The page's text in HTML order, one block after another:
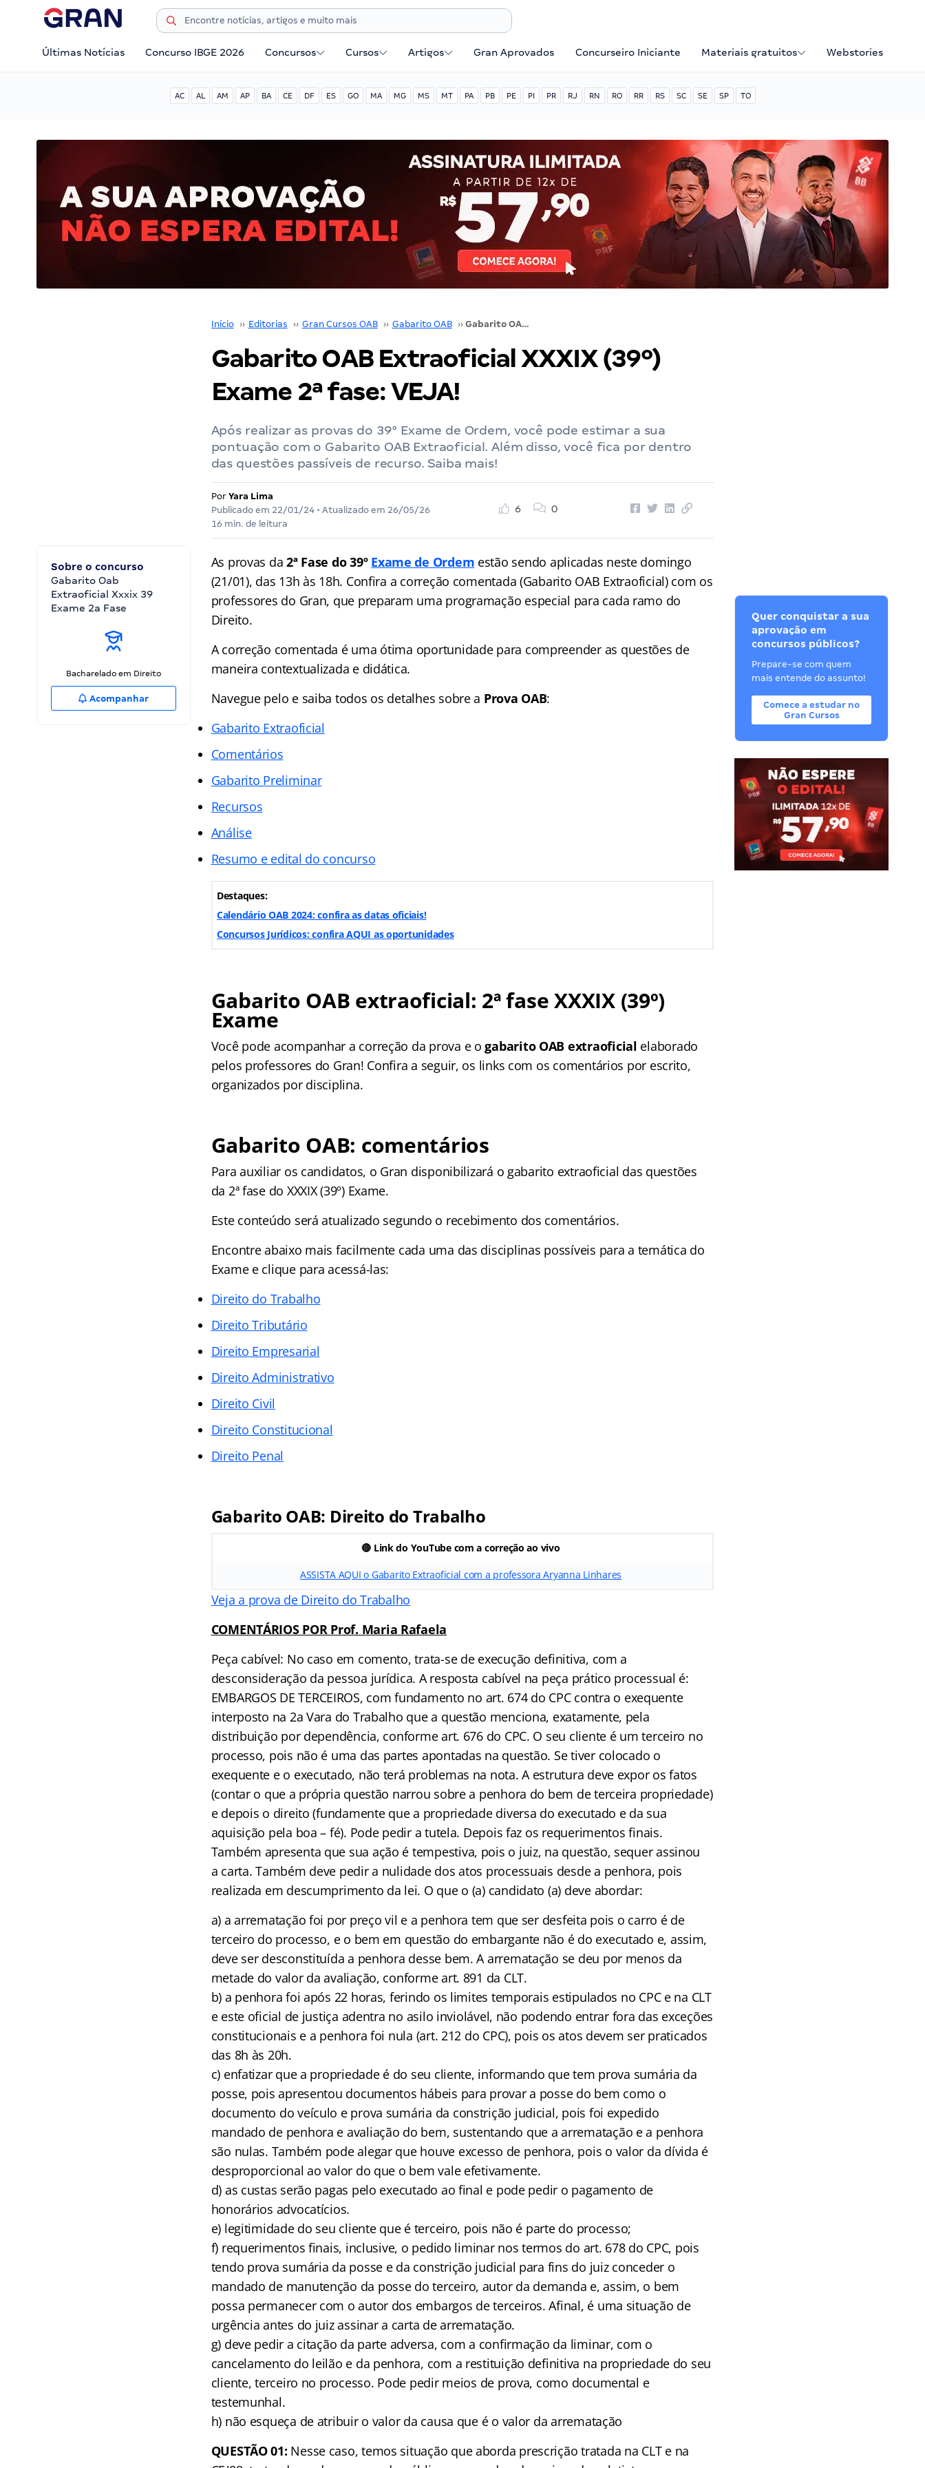
Últimas Notícias Concurso IBGE 2026 Concursos Cursos Artigos Gran Aprovados Concurseiro Iniciante Materiais gratuitos Webstories
AC AL AM AP BA CE DF ES GO MA MG MS MT PA PB PE PI PR RJ RN RO RR RS SC SE SP TO
Início ›› Editorias ›› Gran Cursos OAB ›› Gabarito OAB ›› Gabarito OAB Extraoficial XXXIX (39º) Exame 2ª fase: VEJA!
Gabarito OAB Extraoficial XXXIX (39º)
Exame 2ª fase: VEJA!
Após realizar as provas do 39° Exame de Ordem, você pode estimar a sua
pontuação com o Gabarito OAB Extraoficial. Além disso, você fica por dentro
das questões passíveis de recurso. Saiba mais!
Por Yara Lima
Publicado em 22/01/24• Atualizado em 26/05/26
16 min. de leitura
6 0
Sobre o concurso
Gabarito Oab
Extraoficial Xxxix 39
Exame 2a Fase
Bacharelado em Direito
Acompanhar
As provas da2ª Fase do 39º Exame de Ordem estão sendo aplicadas neste domingo
(21/01), das 13h às 18h. Confira a correção comentada (Gabarito OAB Extraoficial) com os
professores do Gran, que preparam uma programação especial para cada ramo do
Direito.
A correção comentada é uma ótima oportunidade para compreender as questões de
maneira contextualizada e didática.
Navegue pelo e saiba todos os detalhes sobre a Prova OAB:
Gabarito Extraoficial
Comentários
Gabarito Preliminar
Recursos
Análise
Resumo e edital do concurso
Destaques:
Calendário OAB 2024: confira as datas oficiais!
Concursos Jurídicos: confira AQUI as oportunidades
Gabarito OAB extraoficial: 2ª fase XXXIX (39º)
Exame
Você pode acompanhar a correção da prova e ogabarito OAB extraoficial elaborado
pelos professores do Gran! Confira a seguir, os links com os comentários por escrito,
organizados por disciplina.
Gabarito OAB: comentários
Para auxiliar os candidatos, o Gran disponibilizará o gabarito extraoficial das questões
da 2ª fase do XXXIX (39º) Exame.
Este conteúdo será atualizado segundo o recebimento dos comentários.
Encontre abaixo mais facilmente cada uma das disciplinas possíveis para a temática do
Exame e clique para acessá-las:
Direito do Trabalho
Direito Tributário
Direito Empresarial
Direito Administrativo
Direito Civil
Direito Constitucional
Direito Penal
Gabarito OAB: Direito do Trabalho
🔴 Link do YouTube com a correção ao vivo
ASSISTA AQUI o Gabarito Extraoficial com a professora Aryanna Linhares
Veja a prova de Direito do Trabalho
COMENTÁRIOS POR Prof. Maria Rafaela
Peça cabível: No caso em comento, trata-se de execução definitiva, com a
desconsideração da pessoa jurídica. A resposta cabível na peça prático processual é:
EMBARGOS DE TERCEIROS, com fundamento no art. 674 do CPC contra o exequente
interposto na 2a Vara do Trabalho que a questão menciona, exatamente, pela
distribuição por dependência, conforme art. 676 do CPC. O seu cliente é um terceiro no
processo, pois não é uma das partes apontadas na questão. Se tiver colocado o
exequente e o executado, não terá problemas na nota. A estrutura deve expor os fatos
(contar o que a própria questão narrou sobre a penhora do bem de terceira propriedade)
e depois o direito (fundamente que a propriedade diversa do executado e da sua
aquisição pela boa – fé). Pode pedir a tutela. Depois faz os requerimentos finais.
Também apresenta que sua ação é tempestiva, pois o juiz, na questão, sequer assinou
a carta. Também deve pedir a nulidade dos atos processuais desde a penhora, pois
realizada em descumprimento da lei. O que o (a) candidato (a) deve abordar:
a) a arrematação foi por preço vil e a penhora tem que ser desfeita pois o carro é de
terceiro do processo, e o bem em questão do embargante não é do executado e, assim,
deve ser desconstituída a penhora desse bem. A arrematação se deu por menos da
metade do valor da avaliação, conforme art. 891 da CLT.
b) a penhora foi após 22 horas, ferindo os limites temporais estipulados no CPC e na CLT
e este oficial de justiça adentra no asilo inviolável, não podendo entrar fora das exceções
constitucionais e a penhora foi nula (art. 212 do CPC), pois os atos devem ser praticados
das 8h às 20h.
c) enfatizar que a propriedade é do seu cliente, informando que tem prova sumária da
posse, pois apresentou documentos hábeis para provar a posse do bem como o
documento do veículo e prova sumária da constrição judicial, pois foi expedido
mandado de penhora e avaliação do bem, sustentando que a arrematação e a penhora
são nulas. Também pode alegar que houve excesso de penhora, pois o valor da dívida é
desproporcional ao valor do que o bem vale efetivamente.
d) as custas serão pagas pelo executado ao final e pode pedir o pagamento de
honorários advocatícios.
e) legitimidade do seu cliente que é terceiro, pois não é parte do processo;
f) requerimentos finais, inclusive, o pedido liminar nos termos do art. 678 do CPC, pois
tendo prova sumária da posse e da constrição judicial para fins do juiz conceder o
mandado de manutenção da posse do terceiro, autor da demanda e, assim, o bem
possa permanecer com o autor dos embargos de terceiros. Afinal, é uma situação de
urgência antes do juiz assinar a carta de arrematação.
g) deve pedir a citação da parte adversa, com a confirmação da liminar, com o
cancelamento do leilão e da penhora, com a restituição definitiva na propriedade do seu
cliente, terceiro no processo. Pode pedir meios de prova, como documental e
testemunhal.
h) não esqueça de atribuir o valor da causa que é o valor da arrematação
QUESTÃO 01: Nesse caso, temos situação que aborda prescrição tratada na CLT e na
Quer conquistar a sua
aprovação em
concursos públicos?
Prepare-se com quem
mais entende do assunto!
Comece a estudar no
Gran Cursos